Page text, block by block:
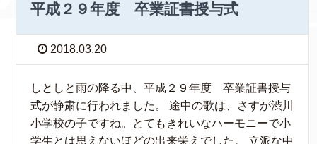
平成２９年度 卒業証書授与式
2018.03.20
しとしと雨の降る中、平成２９年度 卒業証書授与
式が静粛に行われました。 途中の歌は、さすが渋川
小学校の子ですね。とてもきれいなハーモニーで小
学生とは思えないほどの出来栄えでした。 立派な中